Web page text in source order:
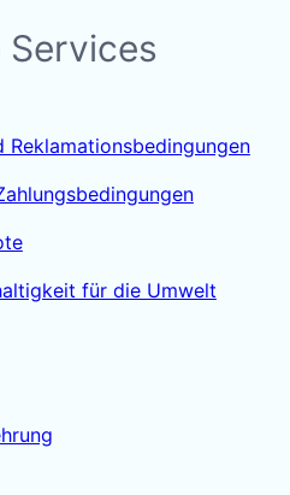
Services
Reklamationsbedingungen
für die Umwelt